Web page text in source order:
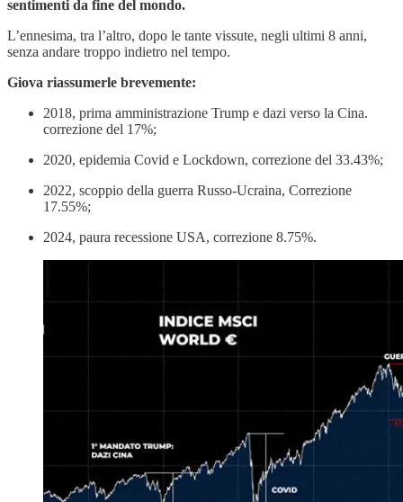
sentimenti da fine del mondo.
L’ennesima, tra l’altro, dopo le tante vissute, negli ultimi 8 anni,
senza andare troppo indietro nel tempo.
Giova riassumerle brevemente:
2018, prima amministrazione Trump e dazi verso la Cina.
correzione del 17%;
2020, epidemia Covid e Lockdown, correzione del 33.43%;
2022, scoppio della guerra Russo-Ucraina, Correzione
17.55%;
2024, paura recessione USA, correzione 8.75%.